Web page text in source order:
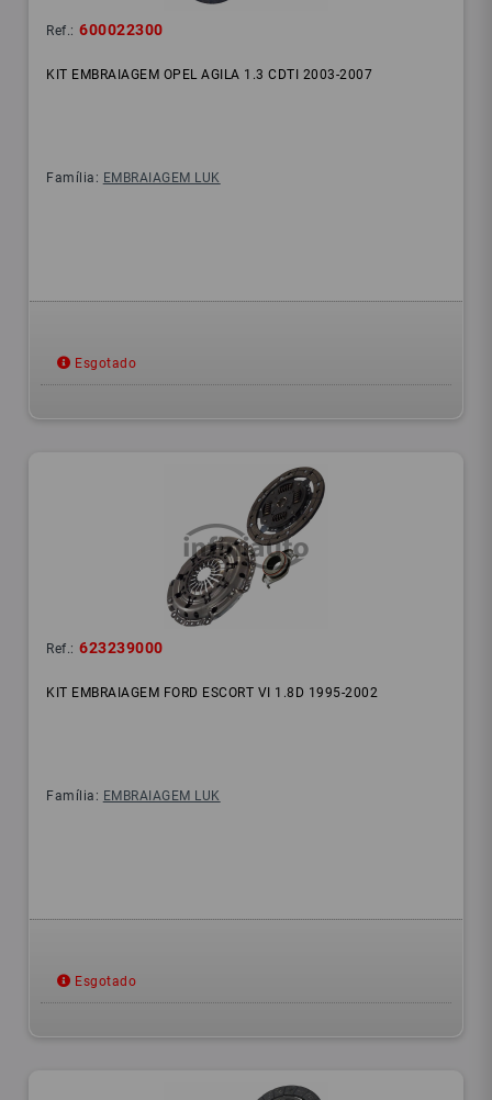
Ref.: 600022300
KIT EMBRAIAGEM OPEL AGILA 1.3 CDTI 2003-2007
Família: EMBRAIAGEM LUK
Esgotado
Ref.: 623239000
KIT EMBRAIAGEM FORD ESCORT VI 1.8D 1995-2002
Família: EMBRAIAGEM LUK
Esgotado